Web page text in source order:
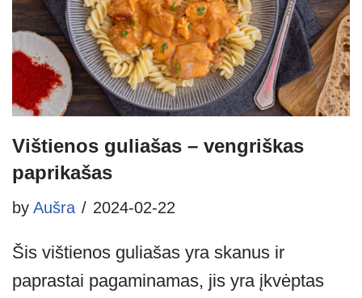
Vištienos guliašas – vengriškas
paprikašas
by Aušra 2024-02-22
Šis vištienos guliašas yra skanus ir
paprastai pagaminamas, jis yra įkvėptas